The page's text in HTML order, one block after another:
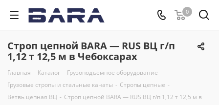
0
Строп цепной BARA — RUS ВЦ г/п
1,12 т 12,5 м в Чебоксарах
Главная - Каталог - Грузоподъемное оборудование -
Грузовые стропы и стальные канаты - Стропы цепные -
Ветвь цепная ВЦ - Строп цепной BARA — RUS ВЦ г/п 1,12 т 12,5 м в